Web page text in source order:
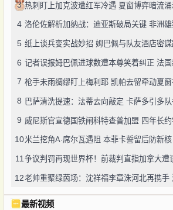
3 热刺盯上加克波遭红军冷遇 夏窗博弈暗流涌
4 洛伦佐解析加纳战：迪亚斯破局关键 非洲
5 纸上谈兵变实战妙招 姆巴佩与队友酒店密
6
7 枪手未雨绸缪盯上梅利耶 凯帕去留牵动夏窗
8 巴萨清洗提速：法蒂去向敲定 卡萨多引多
9 威尼斯官宣德国铁闸科特查普加盟 四年长
10米兰挖角A·席尔瓦遇阻 本菲卡誓留后防新核
11 争议判罚再现世界杯！前裁判直指加拿大遭
12老帅重聚绿茵场：沈祥福李章洙河北再携手
最新视频